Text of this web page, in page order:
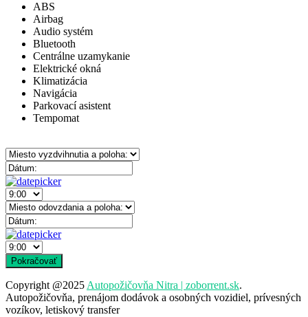
ABS
Airbag
Audio systém
Bluetooth
Centrálne uzamykanie
Elektrické okná
Klimatizácia
Navigácia
Parkovací asistent
Tempomat
Copyright @2025 Autopožičovňa Nitra | zoborrent.sk.
Autopožičovňa, prenájom dodávok a osobných vozidiel, prívesných
vozíkov, letiskový transfer